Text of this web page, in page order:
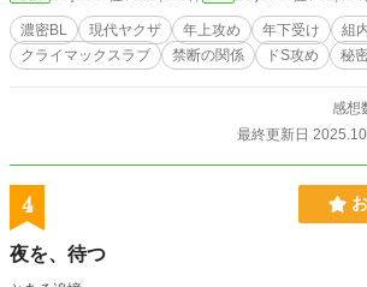
濃密BL 現代ヤクザ 年上攻め 年下受け
組
クライマックスラブ
禁断の関係 ドS攻め 秘
感想
最終更新日
4
夜を、待つ